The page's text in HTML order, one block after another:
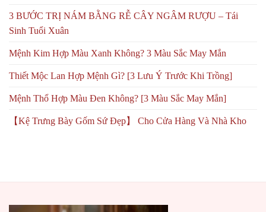
3 BƯỚC TRỊ NÁM BẰNG RỄ CÂY NGÂM RƯỢU – Tái
Sinh Tuổi Xuân
Mệnh Kim Hợp Màu Xanh Không? 3 Màu Sắc May Mắn
Thiết Mộc Lan Hợp Mệnh Gì? [3 Lưu Ý Trước Khi Trồng]
Mệnh Thổ Hợp Màu Đen Không? [3 Màu Sắc May Mắn]
【Kệ Trưng Bày Gốm Sứ Đẹp】 Cho Cửa Hàng Và Nhà Kho